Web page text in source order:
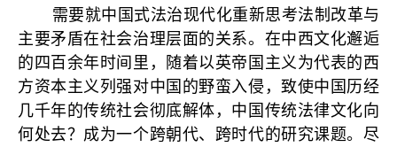
需要就中国式法治现代化重新思考法制改革与
主要矛盾在社会治理层面的关系。在中西文化邂逅
的四百余年时间里，随着以英帝国主义为代表的西
方资本主义列强对中国的野蛮入侵，致使中国历经
几千年的传统社会彻底解体，中国传统法律文化向
何处去？成为一个跨朝代、跨时代的研究课题。尽